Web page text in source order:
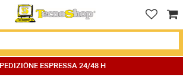
ESPRESSA 24/48 H